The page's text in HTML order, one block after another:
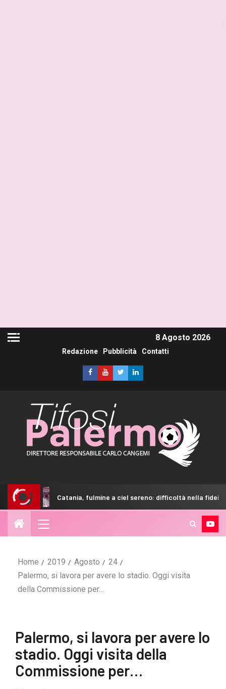
8 Agosto 2026
Redazione Pubblicità Contatti
fulmine a ciel sereno: difficoltà nella fideiussione
Home 2019 Agosto
24
Palermo, si lavora per avere lo stadio. Oggi visita
della Commissione per…
Palermo, si lavora per avere lo
stadio. Oggi visita della
Commissione per…